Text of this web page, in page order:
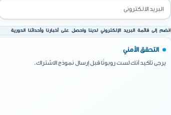
انضم إلى قائمة البريد الإلكتروني لدينا واحصل على أخبارنا وأحداثنا الدورية
التحقق الأمني
يرجى تأكيد أنك لست روبوتًا قبل إرسال نموذج الاشتراك.